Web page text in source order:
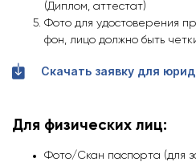
(Диплом, аттестат)
Фото для удостоверения
фон, лицо должно быть
Скачать заявку для
Для физических лиц:
Фото/Скан паспорта (для